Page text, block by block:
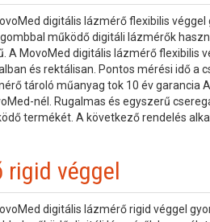
digitális lázmérő flexibilis
működő digitáli lázmérők
A MovoMed digitális lázmérő flexibilis
és rektálisan. Pontos mérési idő a
tároló műanyag tok 10 év garancia
nél. Rugalmas és egyszerű
termékét. A következő rendelés
rigid véggel
digitális lázmérő rigid véggel